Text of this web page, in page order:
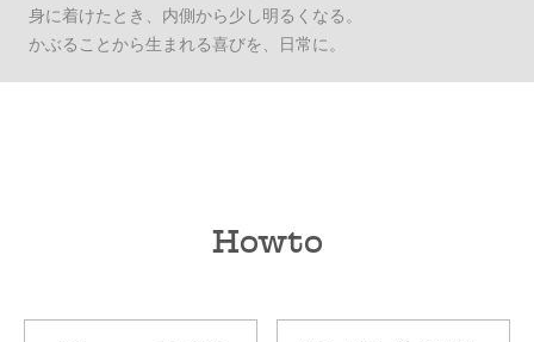
身に着けたとき、内側から少し明るくなる。
かぶることから生まれる喜びを、日常に。
Howto